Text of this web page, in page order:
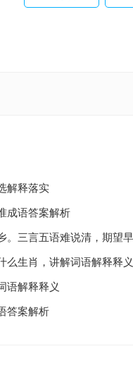
解释落实
成语答案解析
。三言五语难说清，期望
么生肖，讲解词语解释释义
语解释释义
答案解析